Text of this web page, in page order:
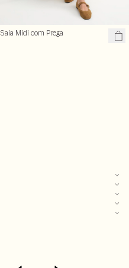
Saia Midi com Prega